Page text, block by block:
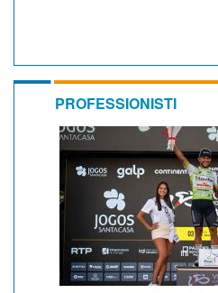
PROFESSIONISTI